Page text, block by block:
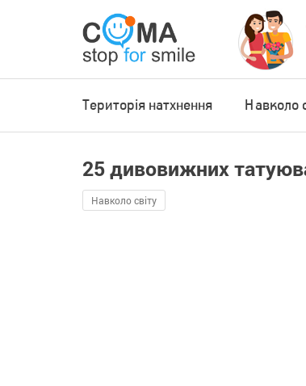
Територія натхнення Навколо
25 дивовижних
Навколо світу